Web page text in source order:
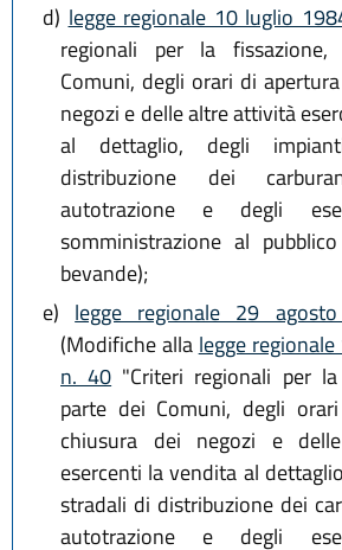
d) legge regionale 10 luglio
regionali per la
Comuni, degli orari di
negozi e delle altre attività
al dettaglio, degli
distribuzione dei
autotrazione e degli
somministrazione al
bevande);
e) legge regionale 29
(Modifiche alla legge
n. 40 "Criteri regionali per
parte dei Comuni, degli
chiusura dei negozi e
esercenti la vendita al
stradali di distribuzione dei
autotrazione e degli